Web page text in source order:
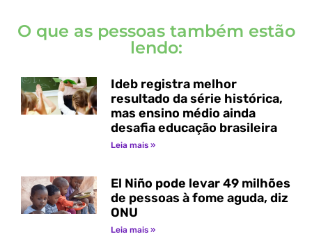
O que as pessoas também estão
lendo:
Ideb registra melhor
resultado da série histórica,
mas ensino médio ainda
desafia educação brasileira
Leia mais »
El Niño pode levar 49 milhões
de pessoas à fome aguda, diz
ONU
Leia mais »